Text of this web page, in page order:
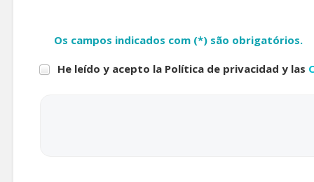
Os campos indicados com (*) são obrigatórios.
He leído y acepto la Política de privacidad y las